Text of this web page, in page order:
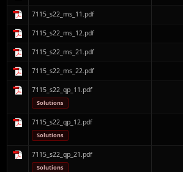
7115_s22_ms_11.pdf
7115_s22_ms_12.pdf
7115_s22_ms_21.pdf
7115_s22_ms_22.pdf
7115_s22_qp_11.pdf
Solutions
7115_s22_qp_12.pdf
Solutions
7115_s22_qp_21.pdf
Solutions